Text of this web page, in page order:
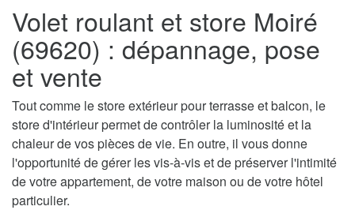
Volet roulant et store Moiré
(69620) : dépannage, pose
et vente
Tout comme le store extérieur pour terrasse et balcon, le
store d'intérieur permet de contrôler la luminosité et la
chaleur de vos pièces de vie. En outre, il vous donne
l'opportunité de gérer les vis-à-vis et de préserver l'intimité
de votre appartement, de votre maison ou de votre hôtel
particulier.